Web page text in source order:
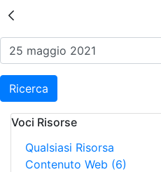
Risultati
Ricerca
Voci Risorse
Qualsiasi Risorsa
Contenuto Web (6)